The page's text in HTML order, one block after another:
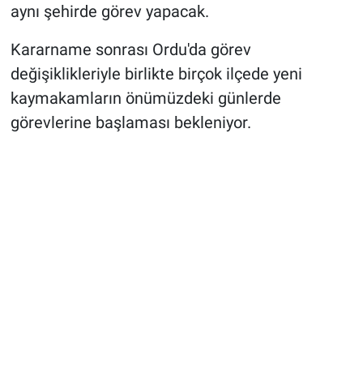
aynı şehirde görev yapacak.
Kararname sonrası Ordu'da görev
değişiklikleriyle birlikte birçok ilçede yeni
kaymakamların önümüzdeki günlerde
görevlerine başlaması bekleniyor.